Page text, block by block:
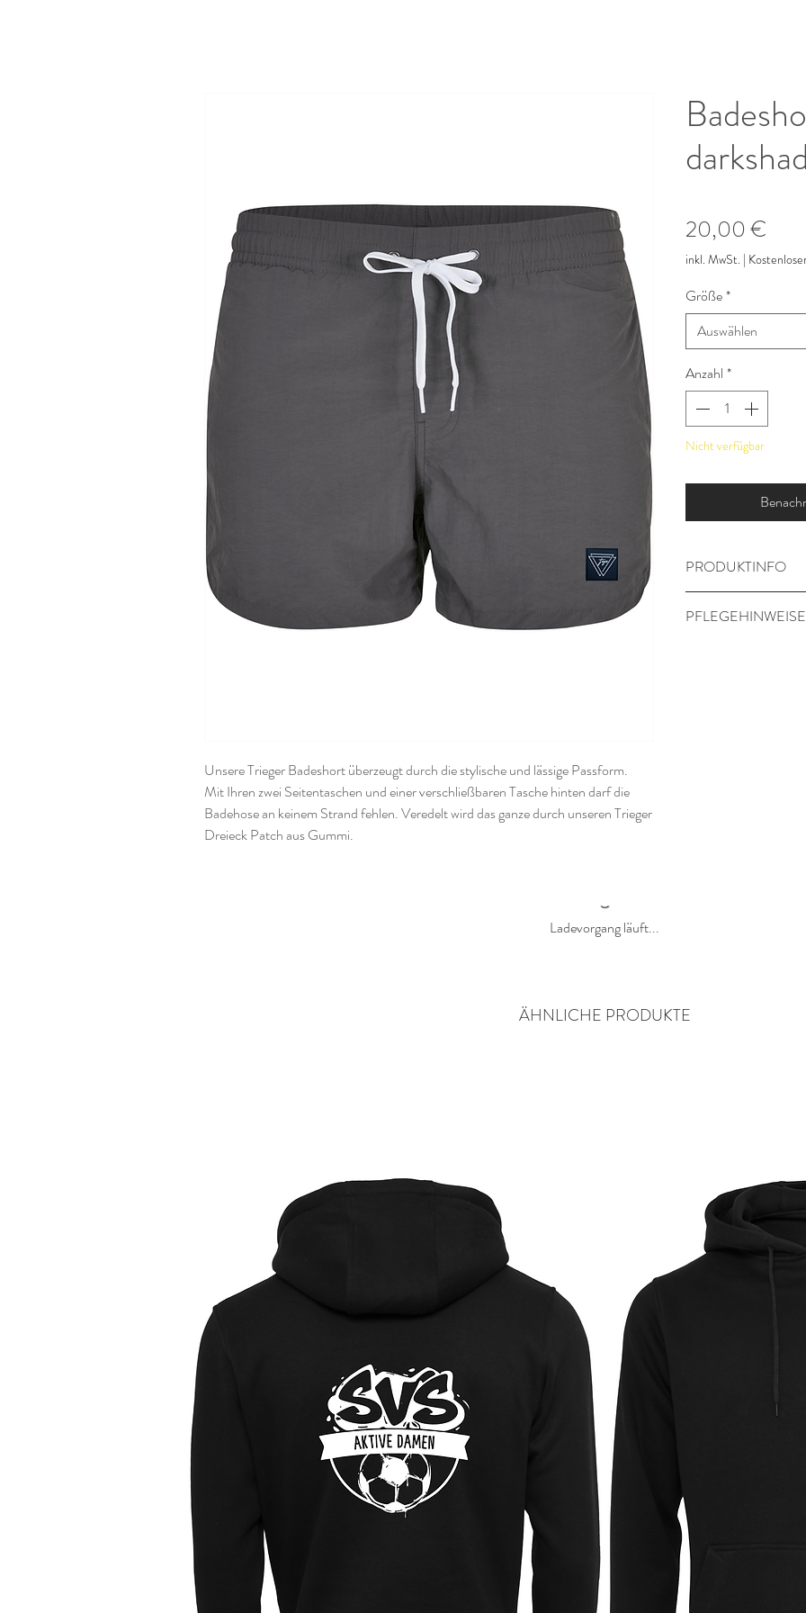
Unsere Trieger Badeshort überzeugt durch die stylische und lässige Passform.
Mit Ihren zwei Seitentaschen und einer verschließbaren Tasche hinten darf die
Badehose an keinem Strand fehlen. Veredelt wird das ganze durch unseren Trieger
Dreieck Patch aus Gummi.
20,00 €
inkl. MwSt. |
Größe*
Auswählen
Anzahl *
Nicht verfügbar
PRODUKTINFO
Futter 1: 100%
PFLEGEHINWEISE
Ladevorgang läuft...
ÄHNLICHE PRODUKTE